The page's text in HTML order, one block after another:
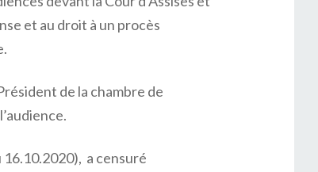
et au droit à un procès
de la chambre de
a censuré